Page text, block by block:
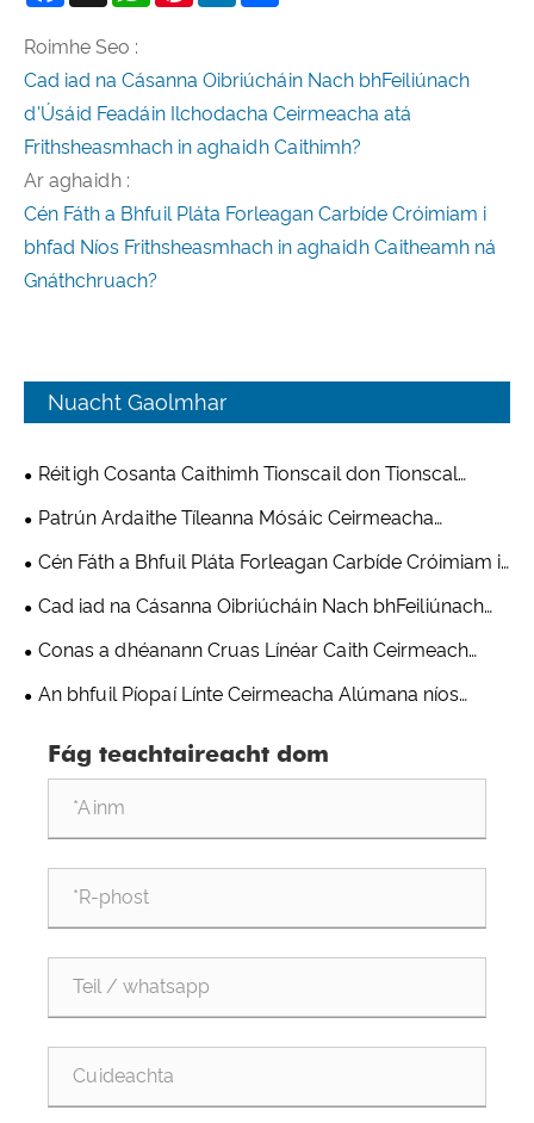
Roimhe Seo :
Cad iad na Cásanna Oibriúcháin Nach bhFeiliúnach
d'Úsáid Feadáin Ilchodacha Ceirmeacha atá
Frithsheasmhach in aghaidh Caithimh?
Ar aghaidh :
Cén Fáth a Bhfuil Pláta Forleagan Carbíde Cróimiam i
bhfad Níos Frithsheasmhach in aghaidh Caitheamh ná
Gnáthchruach?
Nuacht Gaolmhar
Réitigh Cosanta Caithimh Tionscail don Tionscal
Mianadóireachta & Stroighne
Patrún Ardaithe Tíleanna Mósáic Ceirmeacha
Alúmana - Réiteach Praiticiúil ar Chaitheamh Ó
Trealamh Frithsheasmhach in aghaidh Caithimh
Shandong Qishuai
Cén Fáth a Bhfuil Pláta Forleagan Carbíde Cróimiam i
bhfad Níos Frithsheasmhach in aghaidh Caitheamh ná
Cad iad na Cásanna Oibriúcháin Nach bhFeiliúnach
d'Úsáid Feadáin Ilchodacha Ceirmeacha atá
Conas a dhéanann Cruas Línéar Caith Ceirmeach
Alúmana i gcomparáid le Cruach Mangainéise?
An bhfuil Píopaí Línte Ceirmeacha Alúmana níos
Fág teachtaireacht dom